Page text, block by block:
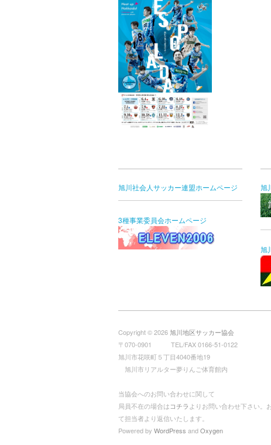
旭川社会人サッカー連盟ホームページ
3種事業委員会ホームページ
旭
旭
Copyright © 2026旭川地区サッカー協会
〒070-0901 TEL/FAX 0166-51-0122
旭川市花咲町５丁目4040番地19
旭川市リアルター夢りんご体育館内
当協会へのお問い合わせに関して
局員不在の場合はコチラ よりお問い合わせ下さい。
て担当者より返信いたします。
Powered by WordPress andOxygen